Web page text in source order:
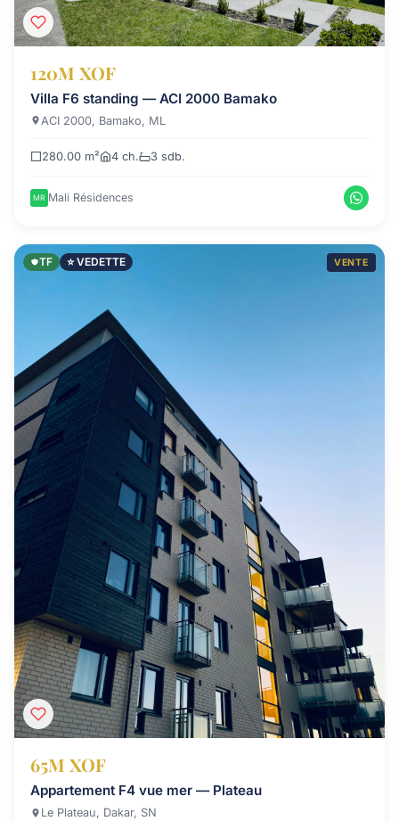
120M XOF
Villa F6 standing — ACI 2000 Bamako
ACI 2000, Bamako, ML
280.00 m² 4 ch. 3 sdb.
Mali Résidences
TF ⭐ VEDETTE VENTE
65M XOF
Appartement F4 vue mer — Plateau
Le Plateau, Dakar, SN